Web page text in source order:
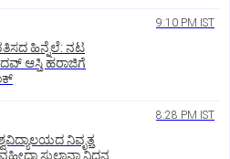
9:10 PM IST
ಹಿನ್ನೆಲೆ: ನಟ
ಆಸ್ತಿ ಹರಾಜಿಗೆ
8:28 PM IST
ನಿವೃತ್ತ
ಸುಲ್ತಾನಾ ನಿಧನ